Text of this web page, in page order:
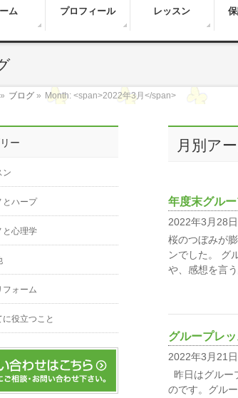
ム プロフィール レッスン
» ブログ » Month: <span>2022年3月</span>
月別ア
年度末グル
2022年3月28日
桜のつぼみが
ンでした。 グ
や、感想を言
グループレ
2022年3月21日
昨日はグルー
のです。グル
ー
ン
とハープ
と心理学
フォーム
に役立つこと